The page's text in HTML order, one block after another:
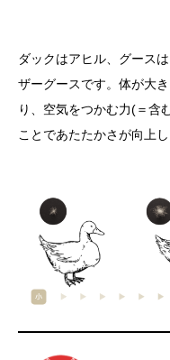
ダックはアヒル、グース
ザーグースです。体が大
り、空気をつかむ力(＝含
ことであたたかさが向上し